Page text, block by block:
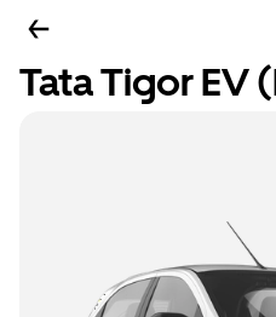
Tata Tigor EV